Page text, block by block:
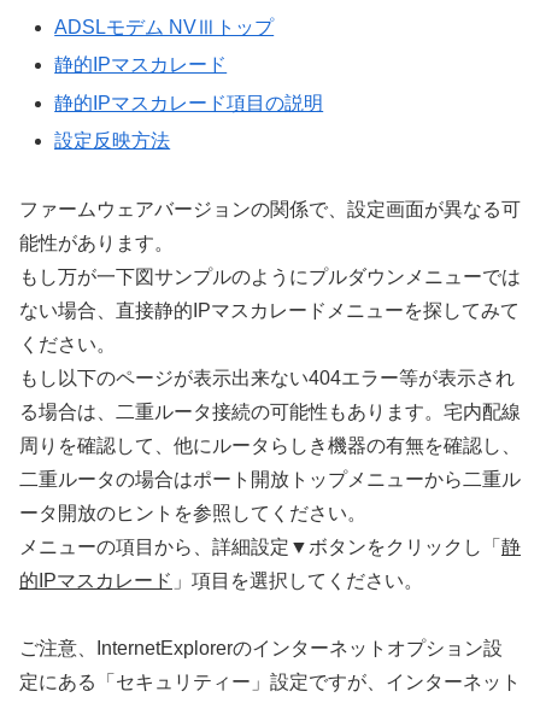
ADSLモデム NVⅢトップ
静的IPマスカレード
静的IPマスカレード項目の説明
設定反映方法
ファームウェアバージョンの関係で、設定画面が異なる可
能性があります。
もし万が一下図サンプルのようにプルダウンメニューでは
ない場合、直接静的IPマスカレードメニューを探してみて
ください。
もし以下のページが表示出来ない404エラー等が表示され
る場合は、二重ルータ接続の可能性もあります。宅内配線
周りを確認して、他にルータらしき機器の有無を確認し、
二重ルータの場合はポート開放トップメニューから二重ル
ータ開放のヒントを参照してください。
メニューの項目から、詳細設定▼ボタンをクリックし「 静
的IPマスカレード 」項目を選択してください。
ご注意、InternetExplorerのインターネットオプション設
定にある「セキュリティー」設定ですが、インターネット